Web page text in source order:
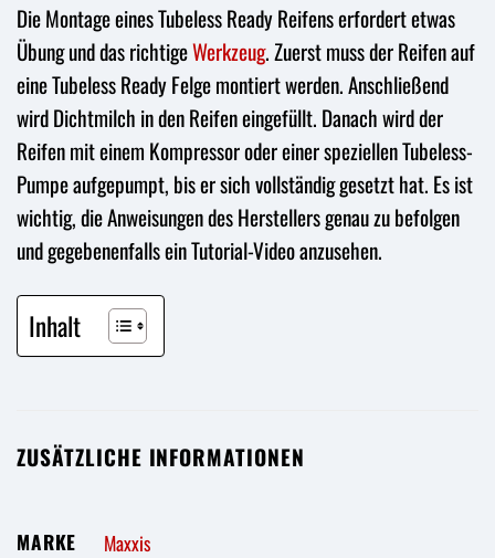
Die Montage eines Tubeless Ready Reifens erfordert etwas
Übung und das richtigeWerkzeug. Zuerst muss der Reifen auf
eine Tubeless Ready Felge montiert werden. Anschließend
wird Dichtmilch in den Reifen eingefüllt. Danach wird der
Reifen mit einem Kompressor oder einer speziellen Tubeless-
Pumpe aufgepumpt, bis er sich vollständig gesetzt hat. Es ist
wichtig, die Anweisungen des Herstellers genau zu befolgen
und gegebenenfalls ein Tutorial-Video anzusehen.
Inhalt
ZUSÄTZLICHE INFORMATIONEN
MARKE Maxxis